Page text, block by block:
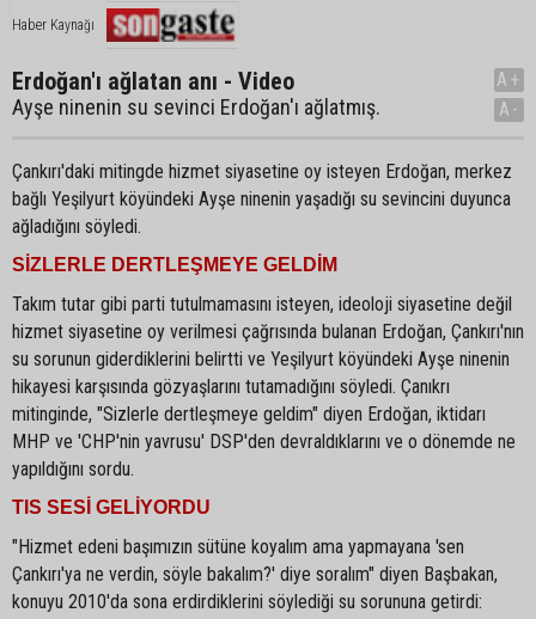
Haber Kaynağı
Erdoğan'ı ağlatan anı - Video
Ayşe ninenin su sevinci Erdoğan'ı ağlatmış.
A+
A-
Çankırı'daki mitingde hizmet siyasetine oy isteyen Erdoğan, merkez
bağlı Yeşilyurt köyündeki Ayşe ninenin yaşadığı su sevincini duyunca
ağladığını söyledi.
SİZLERLE DERTLEŞMEYE GELDİM
Takım tutar gibi parti tutulmamasını isteyen, ideoloji siyasetine değil
hizmet siyasetine oy verilmesi çağrısında bulanan Erdoğan, Çankırı'nın
su sorunun giderdiklerini belirtti ve Yeşilyurt köyündeki Ayşe ninenin
hikayesi karşısında gözyaşlarını tutamadığını söyledi. Çanıkrı
mitinginde, "Sizlerle dertleşmeye geldim" diyen Erdoğan, iktidarı
MHP ve 'CHP'nin yavrusu' DSP'den devraldıklarını ve o dönemde ne
yapıldığını sordu.
TIS SESİ GELİYORDU
"Hizmet edeni başımızın sütüne koyalım ama yapmayana 'sen
Çankırı'ya ne verdin, söyle bakalım?' diye soralım" diyen Başbakan,
konuyu 2010'da sona erdirdiklerini söylediği su sorununa getirdi: